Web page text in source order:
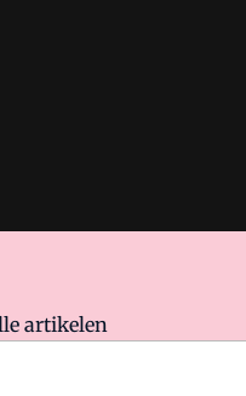
van VMN media.
artikelen